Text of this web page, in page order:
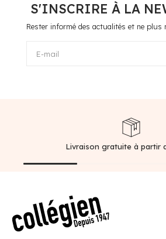
S'INSCRIRE À LA
Rester informé des actualités et ne plus
E-mail
Livraison gratuite à partir